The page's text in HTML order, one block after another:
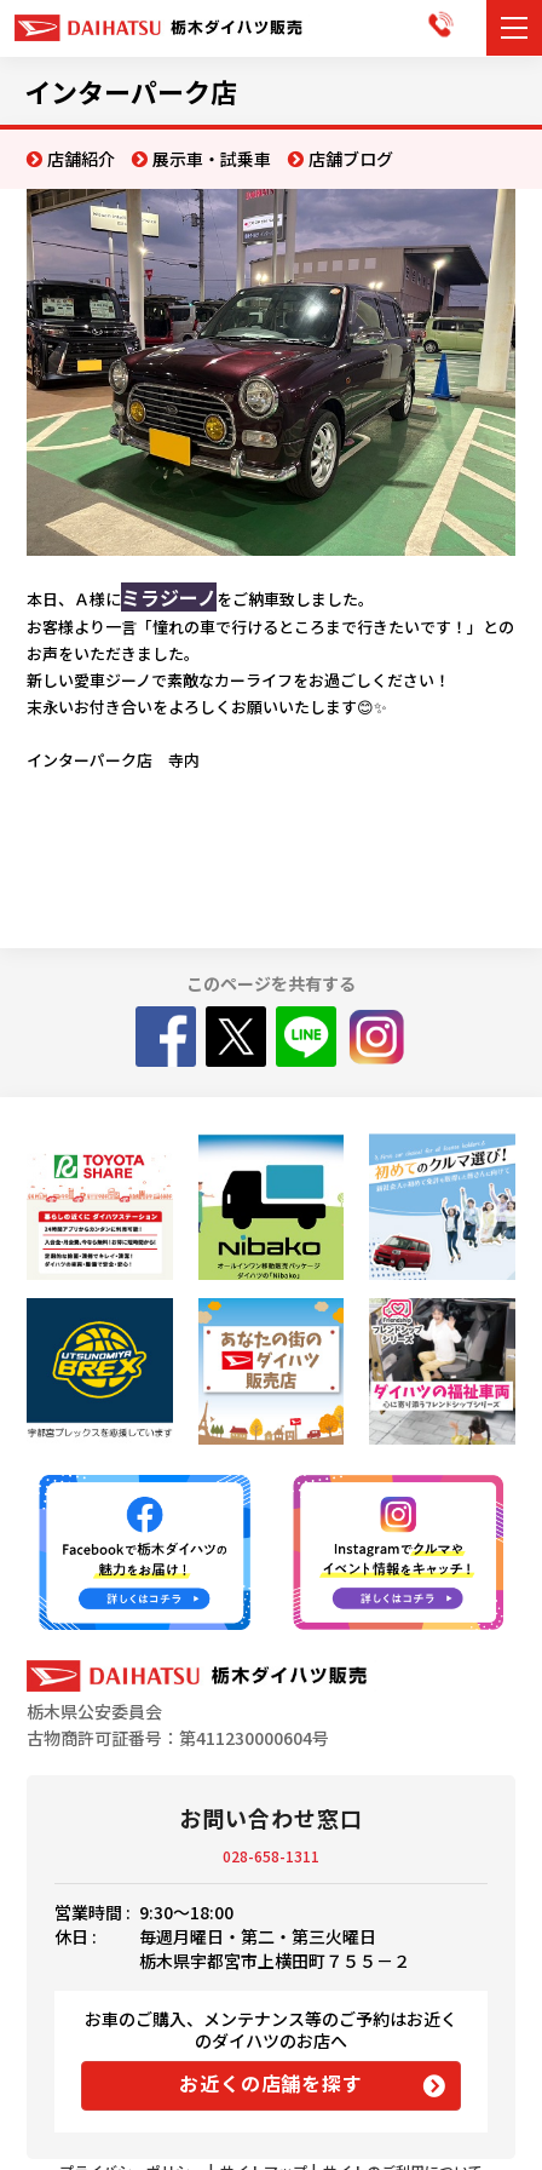
展示車・試乗車
店舗情報
お知らせ
イベント・キャンペーン
ご購入者サポート
アフターサポート
会社情報
インターパーク店
店舗紹介 展示車・試乗車 店舗ブログ
本日、Ａ様にミラジーノをご納車致しました。
お客様より一言「憧れの車で行けるところまで行きたいです！」との
お声をいただきました。
新しい愛車ジーノで素敵なカーライフをお過ごしください！
末永いお付き合いをよろしくお願いいたします😊✨
インターパーク店 寺内
このページを共有する
栃木県公安委員会
古物商許可証番号：第411230000604号
お問い合わせ窓口
028-658-1311
営業時間 : 9:30〜18:00
休日 :
毎週月曜日・第二・第三火曜日
栃木県宇都宮市上横田町７５５－２
お車のご購入、メンテナンス等のご予約はお近く
のダイハツのお店へ
お近くの店舗を探す